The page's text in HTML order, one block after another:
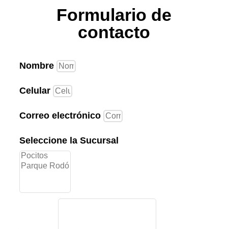
Formulario de
contacto
Nombre
Celular
Correo electrónico
Seleccione la Sucursal